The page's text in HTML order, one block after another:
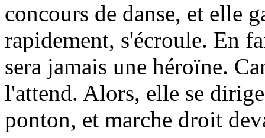
concours de danse, et elle
rapidement, s'écroule. En
sera jamais une héroïne.
l'attend. Alors, elle se
ponton, et marche droit